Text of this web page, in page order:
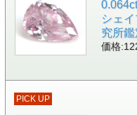
▲裏面画像 ●チェーン
シェ
究所鑑
価格
PICK UP